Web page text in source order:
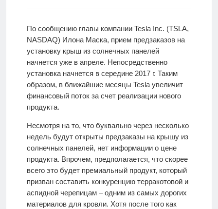
Волновой
Видео
Сделано
в России
Рунет
По сообщению главы компании Tesla Inc. (TSLA,
NASDAQ) Илона Маска, прием предзаказов на
установку крыш из солнечных панелей
начнется уже в апреле. Непосредственно
установка начнется в середине 2017 г. Таким
образом, в ближайшие месяцы Tesla увеличит
финансовый поток за счет реализации нового
продукта.
Несмотря на то, что буквально через несколько
недель будут открыты предзаказы на крышу из
солнечных панелей, нет информации о цене
продукта. Впрочем, предполагается, что скорее
всего это будет премиальный продукт, который
призван составить конкуренцию терракотовой и
аспидной черепицам – одним из самых дорогих
материалов для кровли. Хотя после того как